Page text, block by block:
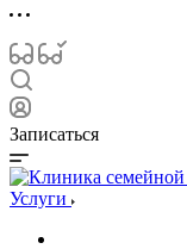
Записаться
Услуги